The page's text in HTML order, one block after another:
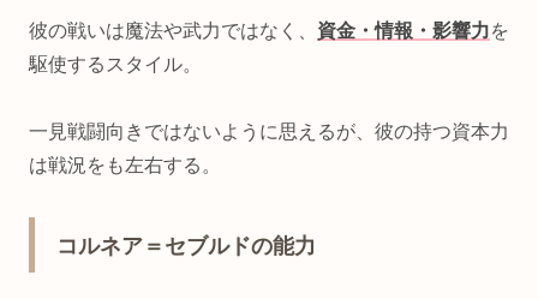
彼の戦いは魔法や武力ではなく、 資金・情報・影響力を
駆使するスタイル。
一見戦闘向きではないように思えるが、彼の持つ資本力
は戦況をも左右する。
コルネア＝セブルドの能力